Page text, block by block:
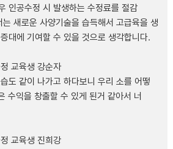
인공수정 시 발생하는 수정료를 절감
새로운 사양기술을 습득해서 고급육을 생
대에 기여할 수 있을 것으로 생각합니다.
교육생 강순자
도 같이 나가고 하다보니 우리 소를 어떻
수익을 창출할 수 있게 된거 같아서 너
교육생 진희강